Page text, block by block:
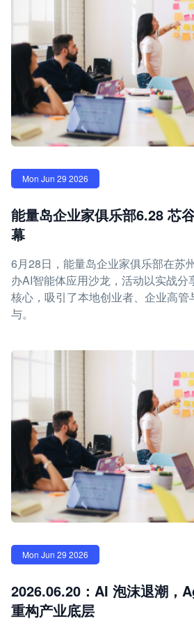
Mon Jun 29 2026
能量岛企业家俱乐部6.28 芯
幕
6月28日，能量岛企业家俱乐部在苏
办AI智能体应用沙龙，活动以实战分
核心，吸引了本地创业者、企业高管
与。
Mon Jun 29 2026
2026.06.20：AI 泡沫退潮，
重构产业底层